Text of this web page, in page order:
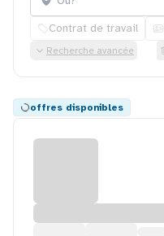
Contrat de travail
Recherche avancée
offres disponibles